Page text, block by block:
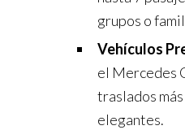
grupos o
Vehículos
el Mercedes
traslados
elegantes.